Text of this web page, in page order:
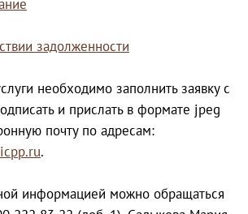
задолженности
необходимо заполнить заявку с
и прислать в формате jpeg
почту по адресам:
.
информацией можно обращаться